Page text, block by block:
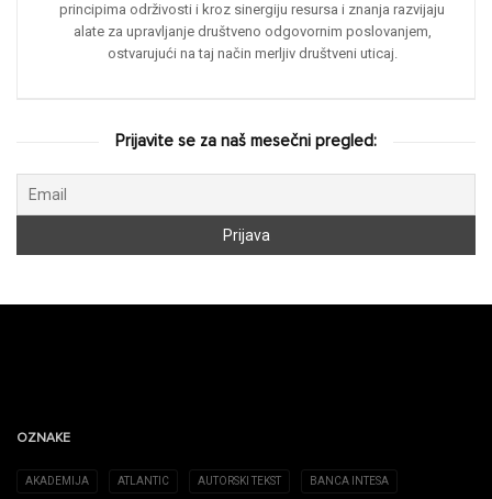
principima održivosti i kroz sinergiju resursa i znanja razvijaju
alate za upravljanje društveno odgovornim poslovanjem,
ostvarujući na taj način merljiv društveni uticaj.
Prijavite se za naš mesečni pregled:
OZNAKE
AKADEMIJA ATLANTIC AUTORSKI TEKST BANCA INTESA